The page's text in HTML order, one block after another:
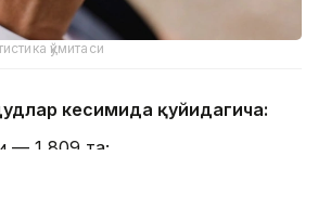
қўмитаси
кесимида қуйидагича:
— 1 809 та;